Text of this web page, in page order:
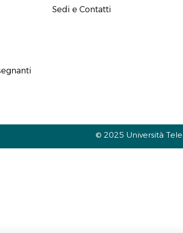
Sedi e Contatti
© 2025 Università